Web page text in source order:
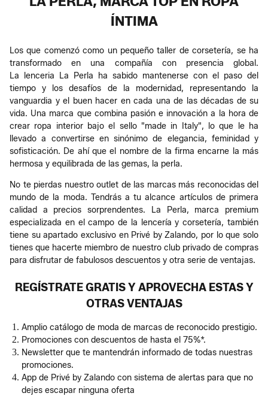
ÍNTIMA
Los que comenzó como un pequeño taller de corsetería, se ha
transformado en una compañía con presencia global.
La lenceria La Perla ha sabido mantenerse con el paso del
tiempo y los desafíos de la modernidad, representando la
vanguardia y el buen hacer en cada una de las décadas de su
vida. Una marca que combina pasión e innovación a la hora de
crear ropa interior bajo el sello "made in Italy", lo que le ha
llevado a convertirse en sinónimo de elegancia, feminidad y
sofisticación. De ahí que el nombre de la firma encarne la más
hermosa y equilibrada de las gemas, la perla.
No te pierdas nuestro outlet de las marcas más reconocidas del
mundo de la moda. Tendrás a tu alcance artículos de primera
calidad a precios sorprendentes. La Perla, marca premium
especializada en el campo de la lencería y corsetería, también
tiene su apartado exclusivo en Privé by Zalando, por lo que solo
tienes que hacerte miembro de nuestro club privado de compras
para disfrutar de fabulosos descuentos y otra serie de ventajas.
REGÍSTRATE GRATIS Y APROVECHA ESTAS Y
OTRAS VENTAJAS
Amplio catálogo de moda de marcas de reconocido prestigio.
Promociones con descuentos de hasta el 75%*.
Newsletter que te mantendrán informado de todas nuestras
promociones.
App de Privé by Zalando con sistema de alertas para que no
dejes escapar ninguna oferta